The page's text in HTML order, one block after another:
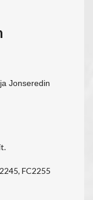
Jonseredin
FC2255